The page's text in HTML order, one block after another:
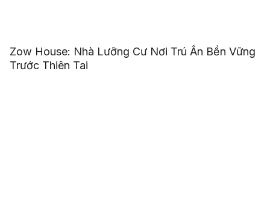
Zow House: Nhà Lưỡng Cư Nơi Trú Ẩn Bền Vững
Trước Thiên Tai